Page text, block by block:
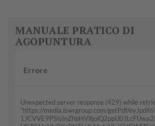
MANUALE PRATICO DI
AGOPUNTURA